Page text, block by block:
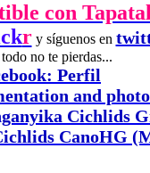
con
ry síguenos en
no te pierdas...
Perfil
and
Cichlids
CanoHG